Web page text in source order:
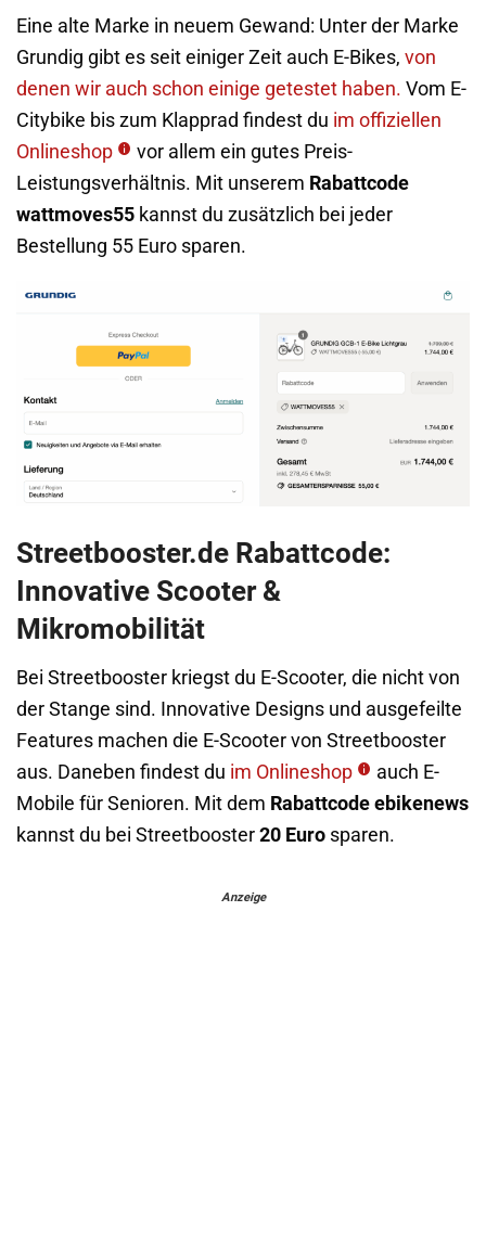
Eine alte Marke in neuem Gewand: Unter der Marke
Grundig gibt es seit einiger Zeit auch E-Bikes, von
denen wir auch schon einige getestet haben. Vom E-
Citybike bis zum Klapprad findest du im offiziellen
Onlineshop
vor allem ein gutes Preis-
Leistungsverhältnis. Mit unserem Rabattcode
wattmoves55 kannst du zusätzlich bei jeder
Bestellung 55 Euro sparen.
Streetbooster.de Rabattcode:
Innovative Scooter &
Mikromobilität
Bei Streetbooster kriegst du E-Scooter, die nicht von
der Stange sind. Innovative Designs und ausgefeilte
Features machen die E-Scooter von Streetbooster
aus. Daneben findest du im Onlineshop
auch E-
Mobile für Senioren. Mit dem Rabattcode ebikenews
kannst du bei Streetbooster 20 Euro sparen.
Anzeige